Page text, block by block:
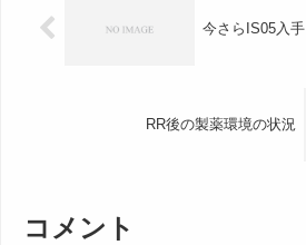
今さらIS05入手
RR後の製薬環境の状況
コメント